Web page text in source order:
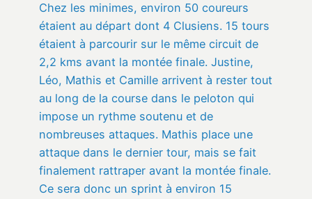
Chez les minimes, environ 50 coureurs
étaient au départ dont 4 Clusiens. 15 tours
étaient à parcourir sur le même circuit de
2,2 kms avant la montée finale. Justine,
Léo, Mathis et Camille arrivent à rester tout
au long de la course dans le peloton qui
impose un rythme soutenu et de
nombreuses attaques. Mathis place une
attaque dans le dernier tour, mais se fait
finalement rattraper avant la montée finale.
Ce sera donc un sprint à environ 15